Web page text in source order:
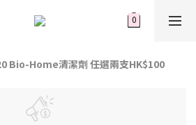
Bio-Home清潔劑 任選兩支HK$100